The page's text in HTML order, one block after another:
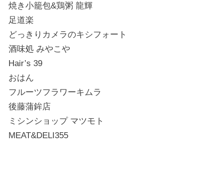
焼き小籠包&鶏粥 龍輝
足道楽
どっきりカメラのキシフォート
酒味処 みやこや
Hair’s 39
おはん
フルーツフラワーキムラ
後藤蒲鉾店
ミシンショップ マツモト
MEAT&DELI355